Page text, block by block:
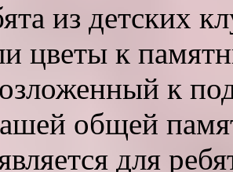
из детских
цветы к
к
общей
для